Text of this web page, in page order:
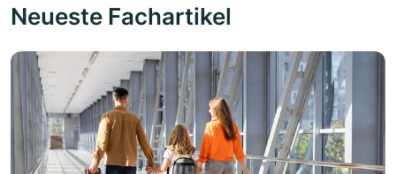
Neueste Fachartikel